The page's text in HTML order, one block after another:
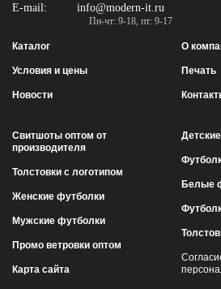
E-mail: info@modern-it.ru
Пн-чт: 9-18, пт: 9-17
Каталог О
Условия и цены Печать
Новости
Свитшоты оптом от
производителя
Толстовки с логотипом
Женские футболки
Мужские футболки
Промо ветровки оптом
Карта сайта
Белые